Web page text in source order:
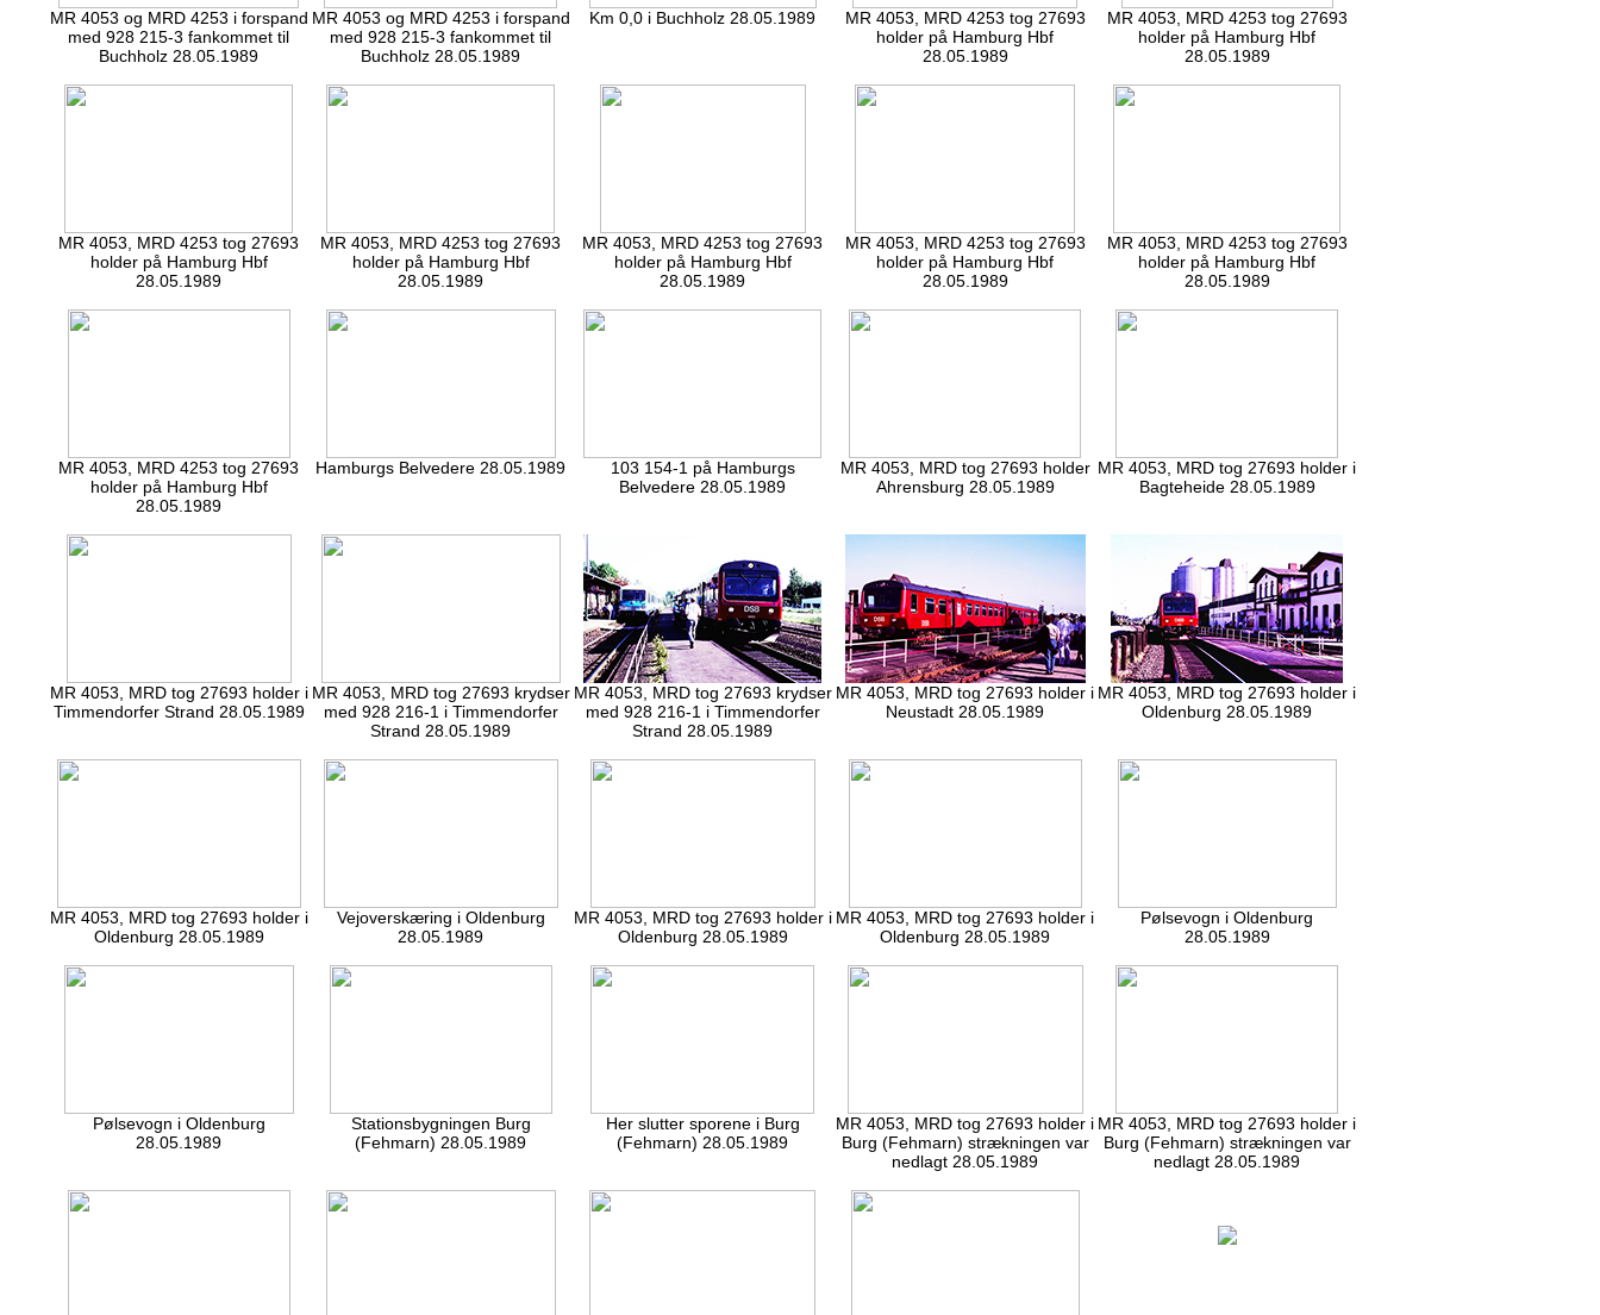
MR 4053 og MRD 4253 i forspand
med 928 215-3 fankommet til
Buchholz 28.05.1989
MR 4053 og MRD 4253 i forspand
med 928 215-3 fankommet til
Buchholz 28.05.1989
Km 0,0 i Buchholz 28.05.1989
MR 4053, MRD 4253 tog 27693
holder på Hamburg Hbf
28.05.1989
MR 4053, MRD 4253 tog 27693
holder på Hamburg Hbf
28.05.1989
MR 4053, MRD 4253 tog 27693
holder på Hamburg Hbf
28.05.1989
MR 4053, MRD 4253 tog 27693
holder på Hamburg Hbf
28.05.1989
MR 4053, MRD 4253 tog 27693
holder på Hamburg Hbf
28.05.1989
MR 4053, MRD 4253 tog 27693
holder på Hamburg Hbf
28.05.1989
MR 4053, MRD 4253 tog 27693
holder på Hamburg Hbf
28.05.1989
MR 4053, MRD 4253 tog 27693
holder på Hamburg Hbf
28.05.1989
Hamburgs Belvedere 28.05.1989
103 154-1 på Hamburgs
Belvedere 28.05.1989
MR 4053, MRD tog 27693 holder
Ahrensburg 28.05.1989
MR 4053, MRD tog 27693 holder i
Bagteheide 28.05.1989
MR 4053, MRD tog 27693 holder i
Timmendorfer Strand 28.05.1989
MR 4053, MRD tog 27693 krydser
med 928 216-1 i Timmendorfer
Strand 28.05.1989
MR 4053, MRD tog 27693 krydser
med 928 216-1 i Timmendorfer
Strand 28.05.1989
MR 4053, MRD tog 27693 holder i
Neustadt 28.05.1989
MR 4053, MRD tog 27693 holder i
Oldenburg 28.05.1989
MR 4053, MRD tog 27693 holder i
Oldenburg 28.05.1989
Vejoverskæring i Oldenburg
28.05.1989
MR 4053, MRD tog 27693 holder i
Oldenburg 28.05.1989
MR 4053, MRD tog 27693 holder i
Oldenburg 28.05.1989
Pølsevogn i Oldenburg
28.05.1989
Pølsevogn i Oldenburg
28.05.1989
Stationsbygningen Burg
(Fehmarn) 28.05.1989
Her slutter sporene i Burg
(Fehmarn) 28.05.1989
MR 4053, MRD tog 27693 holder i
Burg (Fehmarn) strækningen var
nedlagt 28.05.1989
MR 4053, MRD tog 27693 holder i
Burg (Fehmarn) strækningen var
nedlagt 28.05.1989